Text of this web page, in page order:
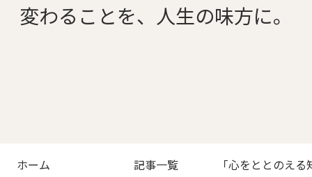
変わることを、人生の味方に。
ホーム 記事一覧 「心をととのえる